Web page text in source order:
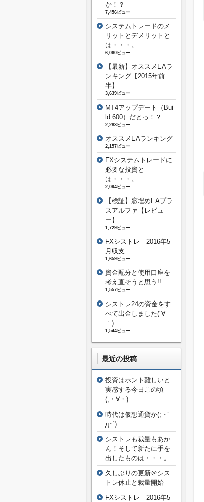
か！？
7,456ビュー
システムトレードのメ
リットとデメリットと
は・・・。
6,060ビュー
【最新】オススメEAラ
ンキング【2015年前
半】
3,639ビュー
MT4アップデート（Bui
ld 600）だとっ！？
2,283ビュー
オススメEAランキング
2,157ビュー
FXシステムトレードに
必要な投資と
は・・・。
2,094ビュー
【検証】窓埋めEAプラ
スアルファ【レビュ
ー】
1,729ビュー
FXシストレ 2016年5
月収支
1,659ビュー
資金配分と使用口座を
考え直そうと思う!!
1,557ビュー
シストレ24の資金をす
べて出金しました(´∀
｀)
1,544ビュー
最近の投稿
投資はホント難しいと
実感する今日この頃
(;・∀・)
時代は仮想通貨か(; ･`
д･´)
シストレも裁量もあか
ん！そして新たに手を
出したものは・・・。
久しぶりの更新＠シス
トレ休止と裁量開始
FXシストレ 2016年5